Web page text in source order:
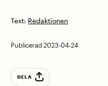
Text: Redaktionen
Publicerad 2023-04-24
DELA